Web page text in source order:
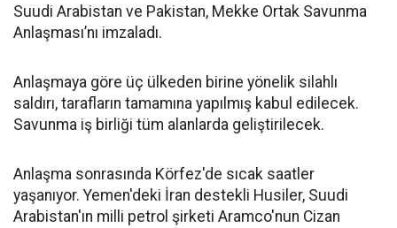
Suudi Arabistan ve Pakistan, Mekke Ortak Savunma
Anlaşması’nı imzaladı.
Anlaşmaya göre üç ülkeden birine yönelik silahlı
saldırı, tarafların tamamına yapılmış kabul edilecek.
Savunma iş birliği tüm alanlarda geliştirilecek.
Anlaşma sonrasında Körfez'de sıcak saatler
yaşanıyor. Yemen'deki İran destekli Husiler, Suudi
Arabistan'ın milli petrol şirketi Aramco'nun Cizan